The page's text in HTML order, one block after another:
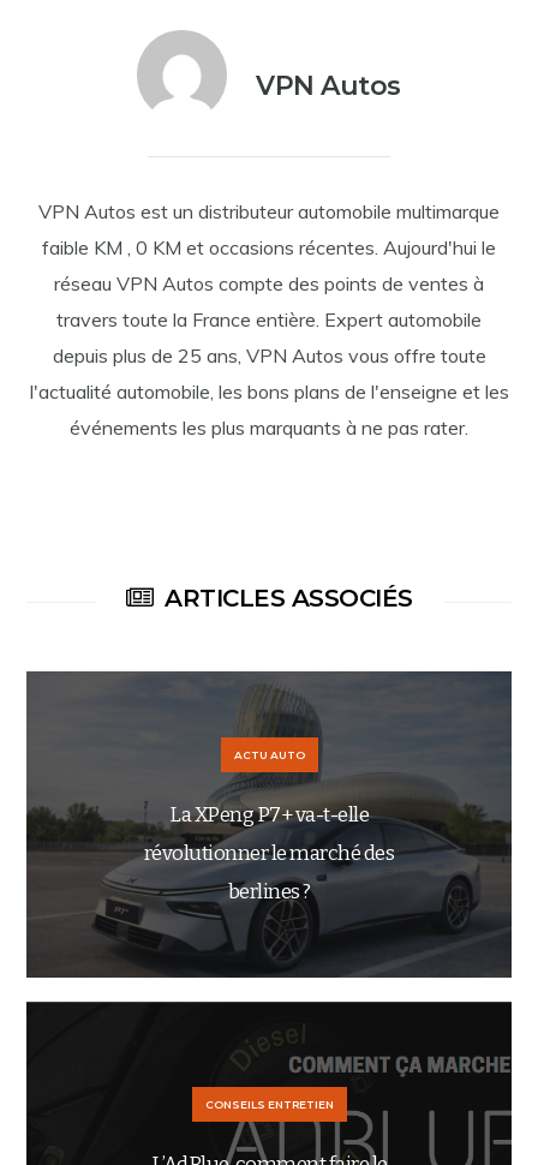
VPN Autos
VPN Autos est un distributeur automobile multimarque
faible KM , 0 KM et occasions récentes. Aujourd'hui le
réseau VPN Autos compte des points de ventes à
travers toute la France entière. Expert automobile
depuis plus de 25 ans, VPN Autos vous offre toute
l'actualité automobile, les bons plans de l'enseigne et les
événements les plus marquants à ne pas rater.
ARTICLES ASSOCIÉS
ACTU AUTO
La XPeng P7+ va-t-elle
révolutionner le marché des
berlines ?
CONSEILS ENTRETIEN